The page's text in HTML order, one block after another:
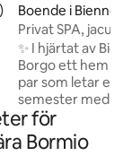
Boende i Bienno
Privat SPA,
Alperna Luxury
✨ I hjärtat av
Borgo ett hem
par som letar
semester med
ved och design
timmars privat
bastu och alpin utsikt. King-
för
Bormio